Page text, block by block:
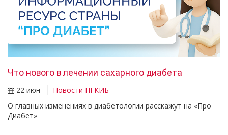
Что нового в лечении сахарного диабета
22 июн
Новости НГКИБ
О главных изменениях в диабетологии расскажут на «Про
Диабет»